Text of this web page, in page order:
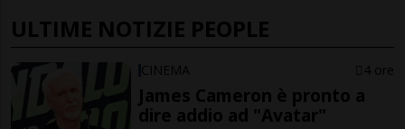
ULTIME NOTIZIE PEOPLE
CINEMA 4 ore
James Cameron è pronto a
dire addio ad "Avatar"